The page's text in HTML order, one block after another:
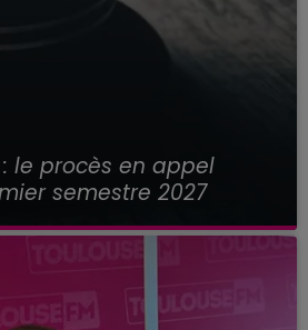
le procès en appel
semestre 2027